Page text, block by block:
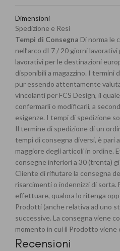
Dimensioni
Spedizione e Resi
Tempi di Consegna Di norma le
nell’arco dI 7 / 20 giorni lavorativi
lavorativi per le destinazioni
disponibili a magazzino. I termini
pur essendo attentamente
vincolanti per FCS Design, il
confermarli o modificarli, a
esigenze. I tempi di spedizione
Il termine di spedizione di un
tempi di consegna diversi, è pari
maggiore degli articoli in ordine.
consegne inferiori a 30 (trenta)
Cliente di rifiutare la consegna
risarcimenti o indennizzi di sorta.
effettuare, qualora lo ritenga
Prodotti (anche relativa ad uno
successive. La consegna viene
momento in cui il Prodotto viene
Recensioni